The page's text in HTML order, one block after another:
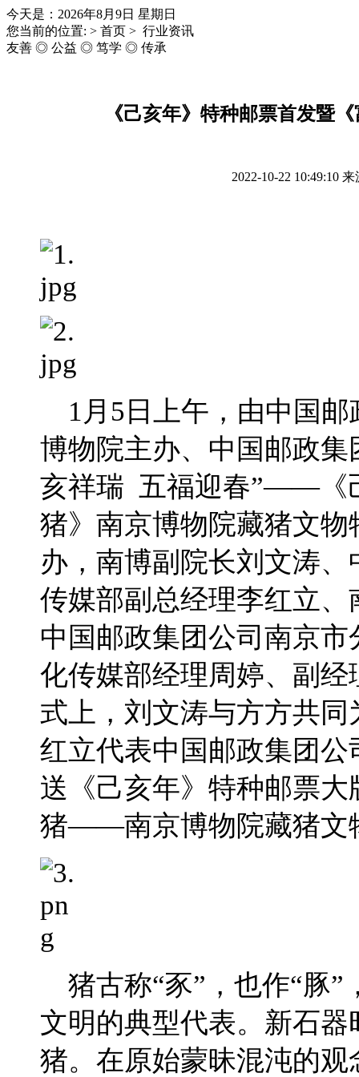
今天是：2026年8月9日 星期日
您当前的位置: > 首页 > 行业资讯
友善 ◎ 公益 ◎ 笃学 ◎ 传承
《己亥年》特种邮票首发暨
2022-10-22 10:49:10 来
1月5日上午，由中国邮
博物院主办、中国邮政
亥祥瑞 五福迎春”——《
猪》南京博物院藏猪文
办，南博副院长刘文涛
传媒部副总经理李红立
中国邮政集团公司南京
化传媒部经理周婷、副
式上，刘文涛与方方共
红立代表中国邮政集团
送《己亥年》特种邮票
猪——南京博物院藏猪文
猪古称“豕”，也作“豚”
文明的典型代表。新石
猪。在原始蒙昧混沌的